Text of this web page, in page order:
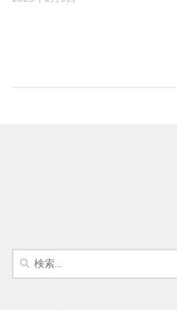
検
索: